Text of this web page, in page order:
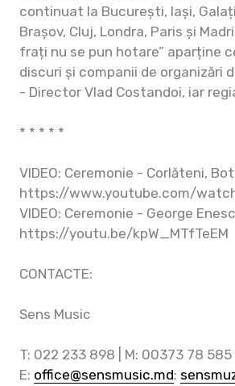
continuat la București, Iași,
Brașov, Cluj, Londra, Paris și
frați nu se pun hotare” aparține
discuri și companii de organizări
- Director Vlad Costandoi, iar
* * * * *
VIDEO: Ceremonie - Corlăteni,
https://www.youtube.com/
VIDEO: Ceremonie - George
https://youtu.be/kpW_MTfTeEM
CONTACTE:
Sens Music
T: 022 233 898 | M: 00373 78 585
E: office@sensmusic.md;